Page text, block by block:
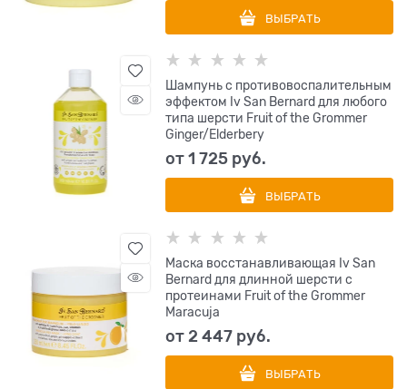
ВЫБРАТЬ
Шампунь с противовоспалительным
эффектом Iv San Bernard для любого
типа шерсти Fruit of the Grommer
Ginger/Elderbery
от1 725 руб.
ВЫБРАТЬ
Маска восстанавливающая Iv San
Bernard для длинной шерсти с
протеинами Fruit of the Grommer
Maracuja
от2 447 руб.
ВЫБРАТЬ